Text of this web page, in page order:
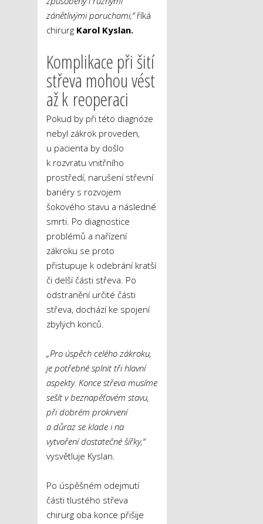
zánětlivými poruchami,“říká
chirurg Karol Kyslan.
Komplikace při šití
střeva mohou vést
až k reoperaci
Pokud by při této diagnóze
nebyl zákrok proveden,
u pacienta by došlo
k rozvratu vnitřního
prostředí, narušení střevní
bariéry s rozvojem
šokového stavu a následné
smrti. Po diagnostice
problémů a nařízení
zákroku se proto
přistupuje k odebrání kratší
či delší části střeva. Po
odstranění určité části
střeva, dochází ke spojení
zbylých konců.
„Pro úspěch celého zákroku,
je potřebné splnit tři hlavní
aspekty. Konce střeva musíme
sešít v beznapěťovém stavu,
při dobrém prokrvení
a důraz se klade i na
vytvoření dostatečné šířky,“
vysvětluje Kyslan.
Po úspěšném odejmutí
části tlustého střeva
chirurg oba konce přišije